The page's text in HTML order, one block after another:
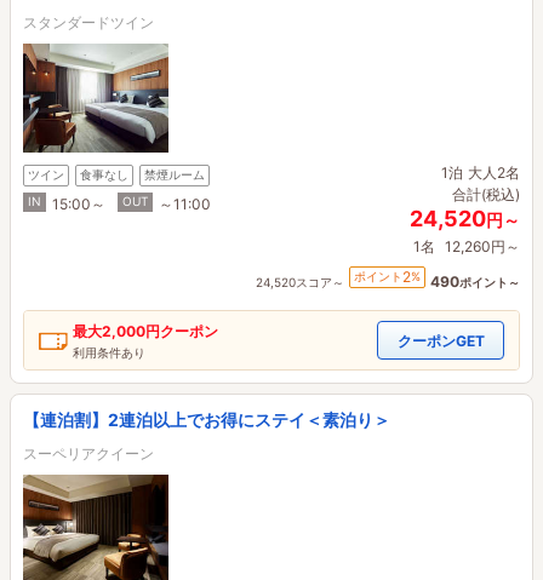
スタンダードツイン
ツイン 食事なし
禁煙ルーム
IN
15:00～ OUT ～11:00
1泊 大人2名
合計(税込)
24,520円～
1名 12,260円～
24,520スコア～ ポイント 2% 490ポイント～
最大2,000円クーポン
利用条件あり
クーポンGET
【連泊割】2連泊以上でお得にステイ＜素泊り＞
スーペリアクイーン